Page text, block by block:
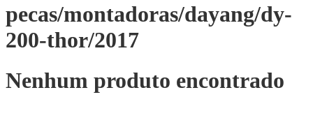
pecas/montadoras/dayang/dy-
200-thor/2017
Nenhum produto encontrado